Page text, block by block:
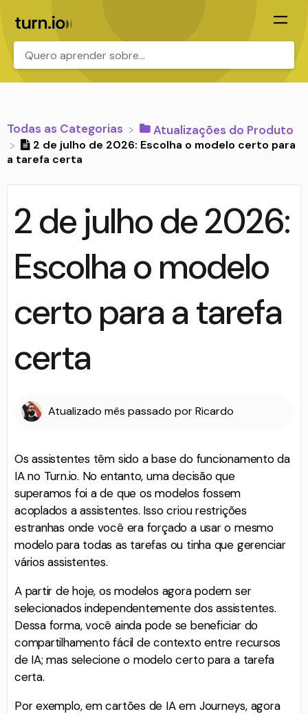
Todas as Categorias ​Atualizações do Produto
2 de julho de 2026: Escolha o modelo certo para
a tarefa certa
2 de julho de 2026:
Escolha o modelo
certo para a tarefa
certa
Atualizado mês passado porRicardo
Os assistentes têm sido a base do funcionamento da
IA ​​no Turn.io. No entanto, uma decisão que
superamos foi a de que os modelos fossem
acoplados a assistentes. Isso criou restrições
estranhas onde você era forçado a usar o mesmo
modelo para todas as tarefas ou tinha que gerenciar
vários assistentes.
A partir de hoje, os modelos agora podem ser
selecionados independentemente dos assistentes.
Dessa forma, você ainda pode se beneficiar do
compartilhamento fácil de contexto entre recursos
de IA; mas selecione o modelo certo para a tarefa
certa.
Por exemplo, em cartões de IA em Journeys, agora
.